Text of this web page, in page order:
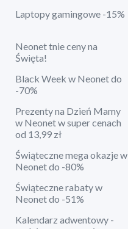
Laptopy gamingowe -15%
Neonet tnie ceny na
Święta!
Black Week w Neonet do
-70%
Prezenty na Dzień Mamy
w Neonet w super cenach
od 13,99 zł
Świąteczne mega okazje w
Neonet do -80%
Świąteczne rabaty w
Neonet do -51%
Kalendarz adwentowy -